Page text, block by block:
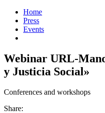
Home
Press
Events
Webinar URL-
y Justicia Social»
Conferences and workshops
Share: